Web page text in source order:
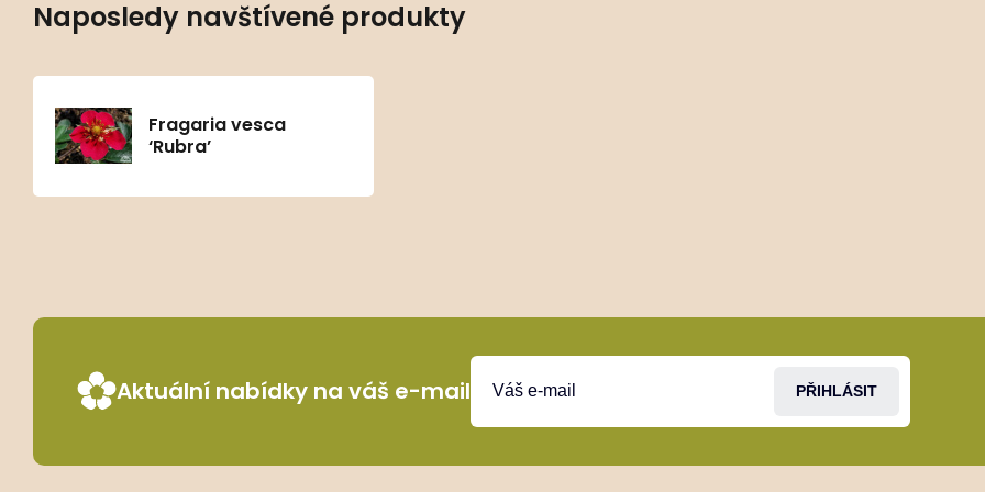
Naposledy navštívené produkty
Fragaria vesca
‘Rubra’
Aktuální nabídky na váš e-mail PŘIHLÁSIT